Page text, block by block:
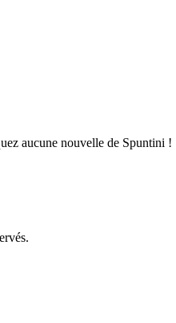
aucune nouvelle de Spuntini !